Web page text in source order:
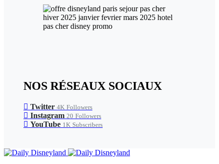
NOS RÉSEAUX SOCIAUX
Twitter 4K Followers
Instagram 20 Followers
YouTube 1K Subscribers